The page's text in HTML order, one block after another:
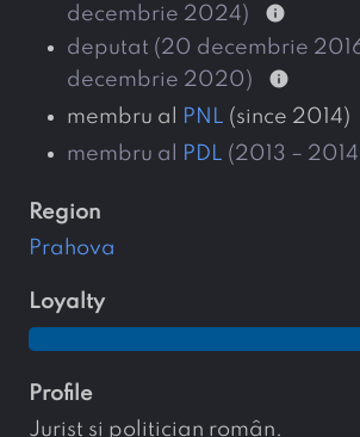
decembrie 2024)
info
deputat (20 decembrie 2016
decembrie 2020)
info
membru al
PNL (since 2014)
membru al
PDL (2013 –
region
Prahova
loyalty
profile
Jurist și politician român.